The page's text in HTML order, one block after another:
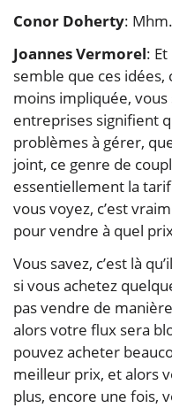
Conor Doherty: Mhm.
Joannes Vermorel:
semble que ces
moins impliquée, vous
entreprises signifient
problèmes à gérer,
joint, ce genre de
essentiellement la
vous voyez, c’est
pour vendre à quel
Vous savez, c’est là
si vous achetez
pas vendre de
alors votre flux sera
pouvez acheter
meilleur prix, et alors
plus, encore une fois,